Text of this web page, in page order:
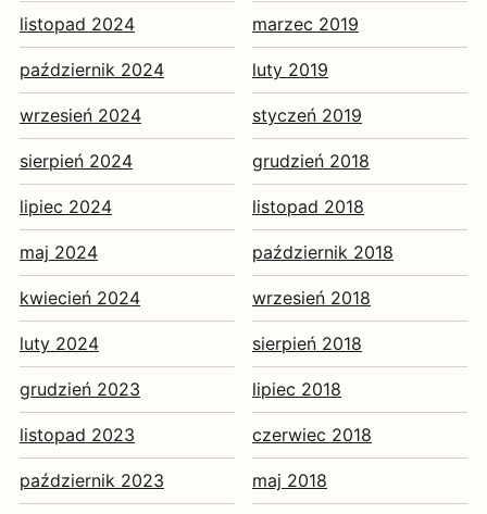
listopad 2024
październik 2024
wrzesień 2024
sierpień 2024
lipiec 2024
maj 2024
kwiecień 2024
luty 2024
grudzień 2023
listopad 2023
październik 2023
marzec 2019
luty 2019
styczeń 2019
grudzień 2018
listopad 2018
październik 2018
wrzesień 2018
sierpień 2018
lipiec 2018
czerwiec 2018
maj 2018